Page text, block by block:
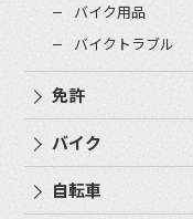
バイク用品
バイクトラブル
免許
バイク
自転車